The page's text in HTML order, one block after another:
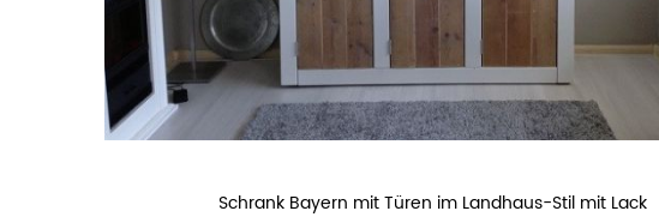
Schrank Bayern mit Türen im Landhaus-Stil mit Lack